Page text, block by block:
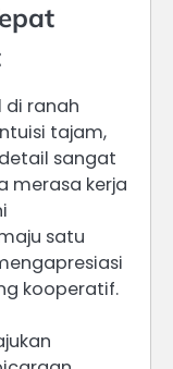
di ranah
tajam,
sangat
merasa kerja
satu
kooperatif.